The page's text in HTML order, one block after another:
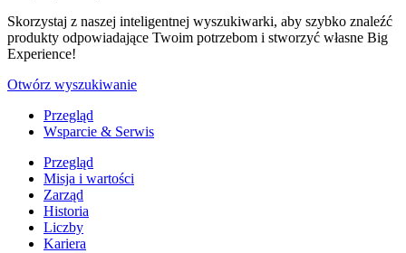
Skorzystaj z naszej inteligentnej wyszukiwarki, aby szybko znaleźć
produkty odpowiadające Twoim potrzebom i stworzyć własne Big
Experience!
Otwórz wyszukiwanie
Przegląd
Wsparcie & Serwis
Przegląd
Misja i wartości
Zarząd
Historia
Liczby
Kariera